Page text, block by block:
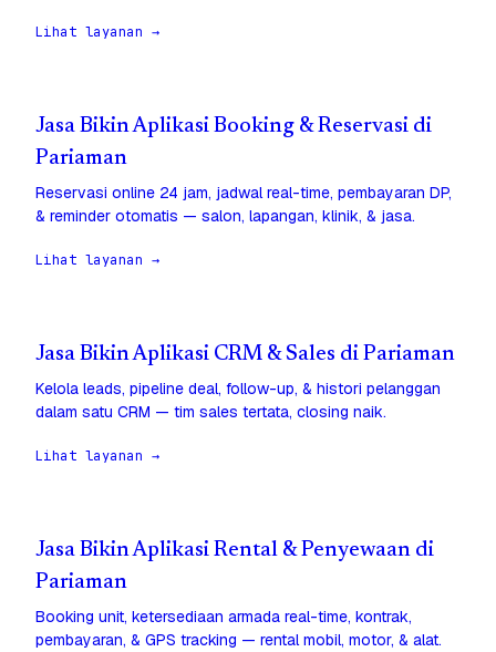
Lihat layanan →
Jasa Bikin Aplikasi Booking & Reservasi di
Pariaman
Reservasi online 24 jam, jadwal real-time, pembayaran DP,
& reminder otomatis — salon, lapangan, klinik, & jasa.
Lihat layanan →
Jasa Bikin Aplikasi CRM & Sales di Pariaman
Kelola leads, pipeline deal, follow-up, & histori pelanggan
dalam satu CRM — tim sales tertata, closing naik.
Lihat layanan →
Jasa Bikin Aplikasi Rental & Penyewaan di
Pariaman
Booking unit, ketersediaan armada real-time, kontrak,
pembayaran, & GPS tracking — rental mobil, motor, & alat.